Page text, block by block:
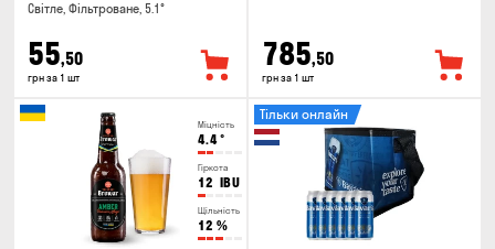
Світле, Фільтроване, 5.1°
55,50
грн за 1 шт
785,50
грн за 1 шт
Міцність
4.4°
Гіркота
12 IBU
Щільність
12 %
Тільки онлайн